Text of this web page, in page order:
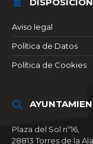
Aviso legal
Política de Datos
Política de Cookies
Plaza del Sol nº16,
28813 Torres de la